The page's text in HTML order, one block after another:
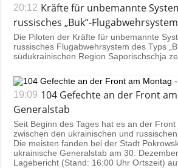
20:12 Kräfte für unbemannte
russisches „Buk“-
Die Piloten der Kräfte für unbemannte
russisches Flugabwehrsystem des Typs
südukrainischen Region Saporischschja
19:09 104 Gefechte an der Front
Generalstab
Seit Beginn des Tages hat es an der
zwischen den ukrainischen und
Die meisten fanden bei der Stadt
ukrainische Generalstab am 30.
Lagebericht (Stand: 16:00 Uhr Ortszeit)